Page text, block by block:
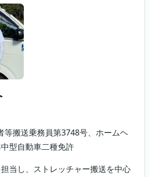
等搬送乗務員第3748号、ホームヘ
型自動車二種免許
当し、ストレッチャー搬送を中心